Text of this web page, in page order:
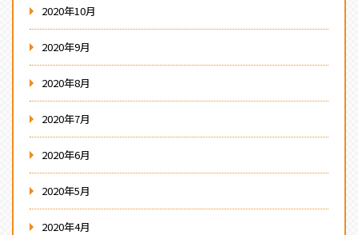
2020年10月
2020年9月
2020年8月
2020年7月
2020年6月
2020年5月
2020年4月